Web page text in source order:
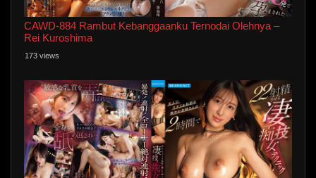
CAWD-884 Rambut Kebanggaanku Ternodai Olehnya –
Rei Kuroshima
173 views